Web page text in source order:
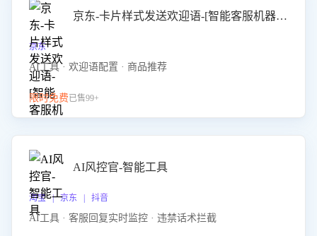
京东-卡片样式发送欢迎语-[智能客服机器人]
京东
AI工具 · 欢迎语配置 · 商品推荐
限时免费已售99+
AI风控官-智能工具
淘宝 | 京东 | 抖音
AI工具 · 客服回复实时监控 · 违禁话术拦截